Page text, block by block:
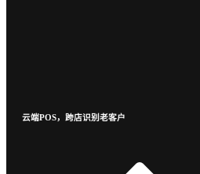
云端POS，跨店识别老客户